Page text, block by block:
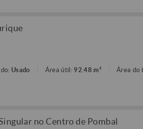
Usado Área útil: 92.48 m² Área do
no Centro de Pombal